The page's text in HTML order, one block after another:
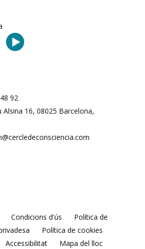
92
Alsina 16, 08025 Barcelona,
Condicions d'ús
Política de
Política de cookies
Accessibilitat
Mapa del lloc